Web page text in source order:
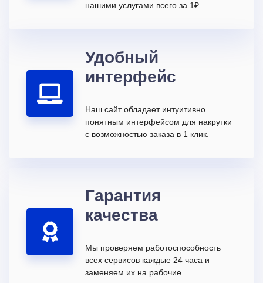
нашими услугами всего за 1₽
Удобный
интерфейс
Наш сайт обладает интуитивно
понятным интерфейсом для накрутки
с возможностью заказа в 1 клик.
Гарантия
качества
Мы проверяем работоспособность
всех сервисов каждые 24 часа и
заменяем их на рабочие.